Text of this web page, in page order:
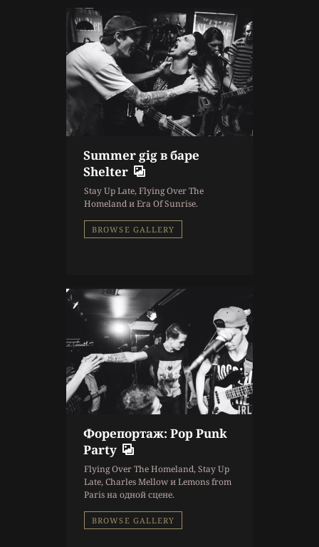
Summer gig в баре
Shelter
Stay Up Late, Flying Over The
Homeland и Era Of Sunrise.
BROWSE GALLERY
10 г. назад
Концерт, Фоторепортаж
Форепортаж: Pop Punk
Party
Flying Over The Homeland, Stay Up
Late, Charles Mellow и Lemons from
Paris на одной сцене.
BROWSE GALLERY
10 г. назад
Репортаж
Концерт ,Фоторепортаж